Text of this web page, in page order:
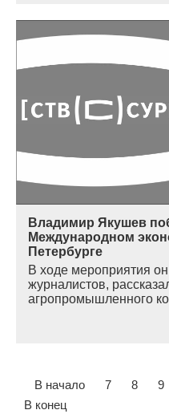
Владимир Якушев
Международном
Петербурге
В ходе мероприятия
журналистов,
агропромышленного
В начало 7 8 9
В конец